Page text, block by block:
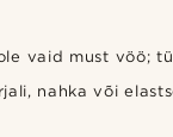
vaid must vöö;
nahka või